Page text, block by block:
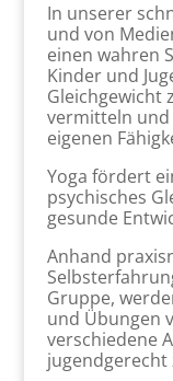
In unserer
und von
einen wahren
Kinder und
Gleichgewicht
vermitteln und
eigenen
Yoga fördert
psychisches
gesunde
Anhand
Gruppe,
und Übungen
verschiedene